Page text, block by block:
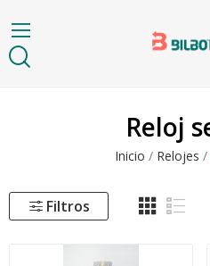
Reloj
Inicio Relojes
Filtros